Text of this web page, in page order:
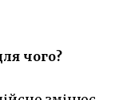
чого?